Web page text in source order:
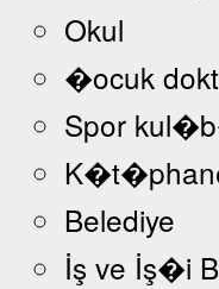
Okul
�ocuk
Spor
Belediye
İş ve İş�i